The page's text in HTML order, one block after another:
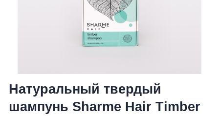
Натуральный твердый
шампунь Sharme Hair Timber